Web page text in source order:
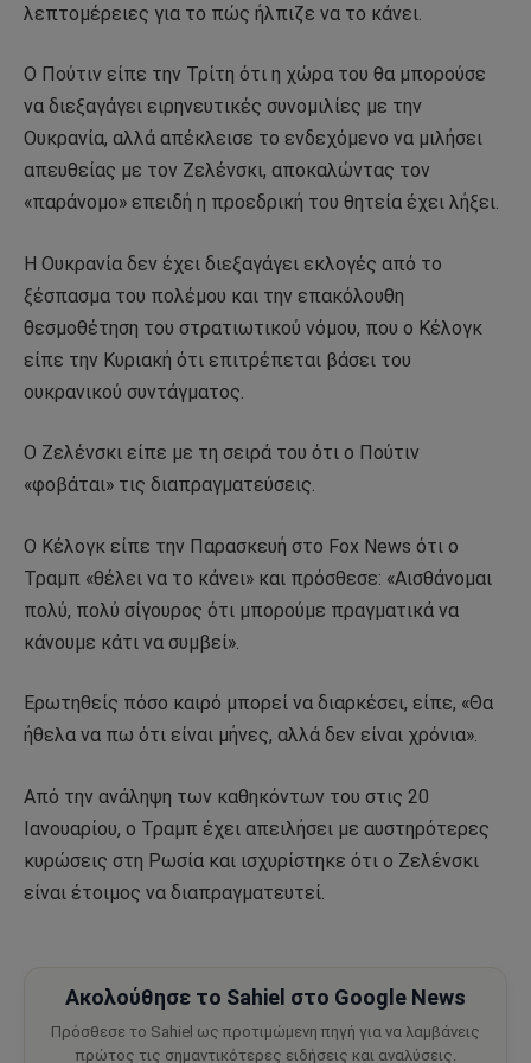
λεπτομέρειες για το πώς ήλπιζε να το κάνει.
Ο Πούτιν είπε την Τρίτη ότι η χώρα του θα μπορούσε
να διεξαγάγει ειρηνευτικές συνομιλίες με την
Ουκρανία, αλλά απέκλεισε το ενδεχόμενο να μιλήσει
απευθείας με τον Ζελένσκι, αποκαλώντας τον
«παράνομο» επειδή η προεδρική του θητεία έχει λήξει.
Η Ουκρανία δεν έχει διεξαγάγει εκλογές από το
ξέσπασμα του πολέμου και την επακόλουθη
θεσμοθέτηση του στρατιωτικού νόμου, που ο Κέλογκ
είπε την Κυριακή ότι επιτρέπεται βάσει του
ουκρανικού συντάγματος.
Ο Ζελένσκι είπε με τη σειρά του ότι ο Πούτιν
«φοβάται» τις διαπραγματεύσεις.
Ο Κέλογκ είπε την Παρασκευή στο Fox News ότι ο
Τραμπ «θέλει να το κάνει» και πρόσθεσε: «Αισθάνομαι
πολύ, πολύ σίγουρος ότι μπορούμε πραγματικά να
κάνουμε κάτι να συμβεί».
Ερωτηθείς πόσο καιρό μπορεί να διαρκέσει, είπε, «Θα
ήθελα να πω ότι είναι μήνες, αλλά δεν είναι χρόνια».
Από την ανάληψη των καθηκόντων του στις 20
Ιανουαρίου, ο Τραμπ έχει απειλήσει με αυστηρότερες
κυρώσεις στη Ρωσία και ισχυρίστηκε ότι ο Ζελένσκι
είναι έτοιμος να διαπραγματευτεί.
Ακολούθησε το Sahiel στο Google News
Πρόσθεσε το Sahiel ως προτιμώμενη πηγή για να λαμβάνεις
πρώτος τις σημαντικότερες ειδήσεις και αναλύσεις.